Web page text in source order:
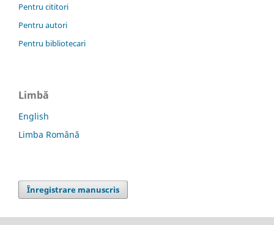
Pentru cititori
Pentru autori
Pentru bibliotecari
Limbă
English
Limba Română
Înregistrare manuscris